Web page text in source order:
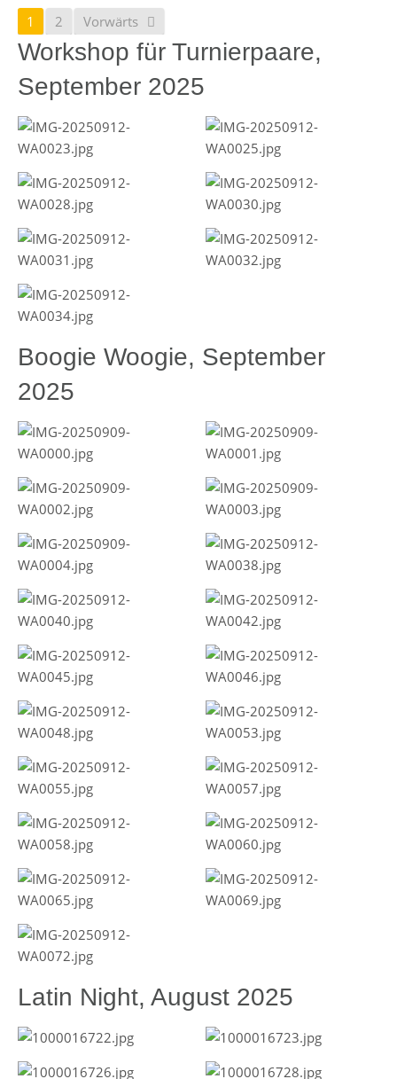
1 2 Vorwärts
Workshop für Turnierpaare,
September 2025
Boogie Woogie, September
2025
Latin Night, August 2025